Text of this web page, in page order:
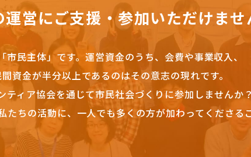
運営にご支援・参加いただけませ
民主体」です。 運営資金のうち、会費や事業収入、
資金が半分以上であるのはその意志の現れです。
ティア協会を通じて市民社会づくりに参加しませんか？
ちの活動に、一人でも多くの方が加わってくださる